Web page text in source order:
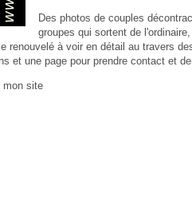
Des photos de couples
groupes qui sortent de
renouvelé à voir en détail au travers
et une page pour prendre contact et
mon site